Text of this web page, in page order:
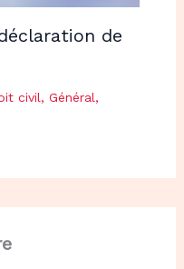
de
civil, Général,